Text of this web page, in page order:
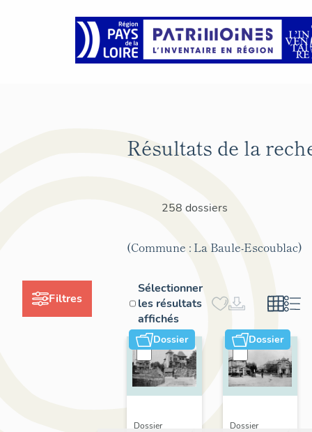
Filtres
Résultats de la
258 dossiers
(Commune : La Baule-Escoublac)
Sélectionner
les résultats
affichés
Dossier
Dossier
Dossier
Dossier